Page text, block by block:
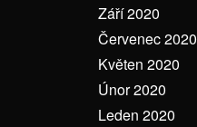
Září 2020
Červenec 2020
Květen 2020
Únor 2020
Leden 2020